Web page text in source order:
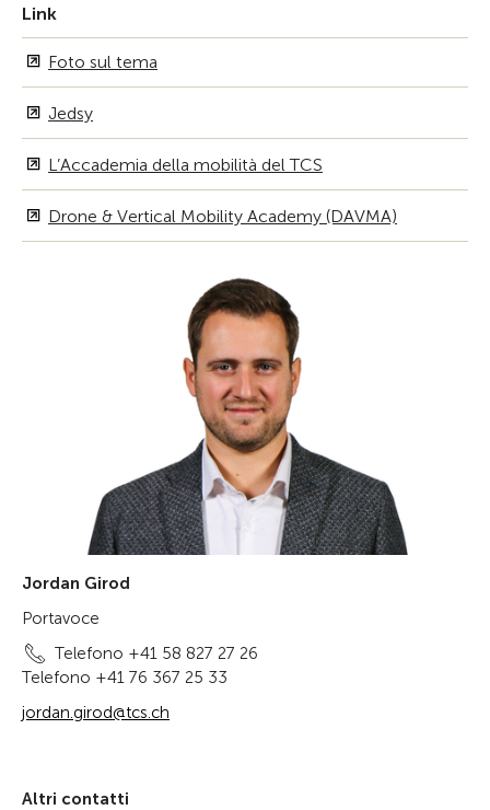
Link
Foto sul tema
Jedsy
L’Accademia della mobilità del TCS
Drone & Vertical Mobility Academy (DAVMA)
Jordan Girod
Portavoce
Telefono +41 58 827 27 26
Telefono +41 76 367 25 33
jordan.girod@tcs.ch
Altri contatti